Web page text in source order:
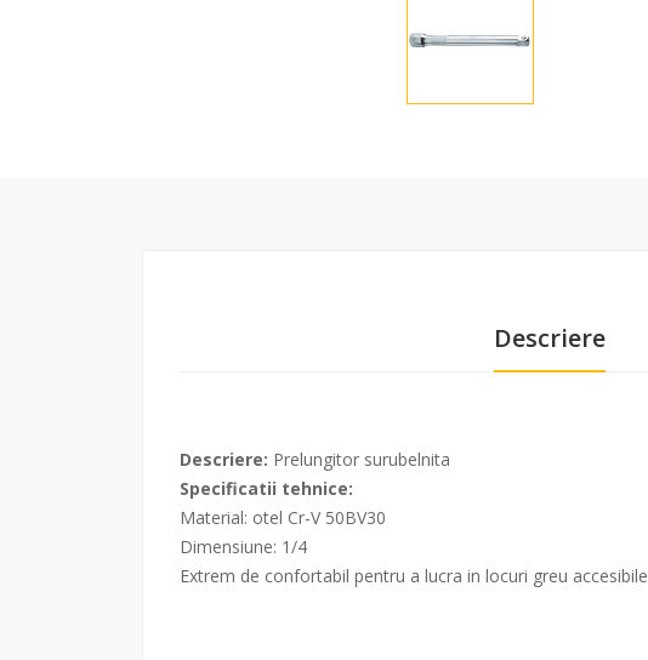
Descriere
Descriere: Prelungitor surubelnita
Specificatii tehnice:
Material: otel Cr-V 50BV30
Dimensiune: 1/4
Extrem de confortabil pentru a lucra in locuri greu accesibile